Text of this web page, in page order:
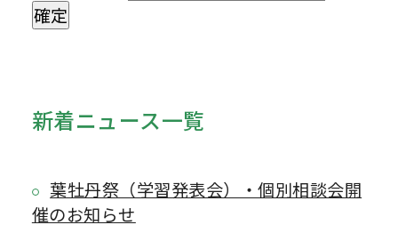
新着ニュース一覧
葉牡丹祭（学習発表会）・個別相談会開
催のお知らせ